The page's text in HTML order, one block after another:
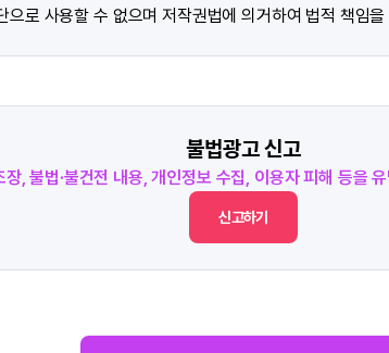
으로 사용할 수 없으며 저작권법에 의거하여 법적 책임
불법광고 신고
장, 불법·불건전 내용, 개인정보 수집, 이용자 피해 등을
신고하기